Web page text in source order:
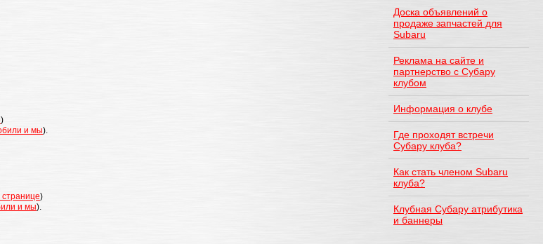
)
и мы).
странице)
и мы).
Доска объявлений о
продаже запчастей для
Subaru
Реклама на сайте и
партнерство с Субару
клубом
Информация о клубе
Где проходят встречи
Субару клуба?
Как стать членом Subaru
клуба?
Клубная Субару атрибутика
и баннеры